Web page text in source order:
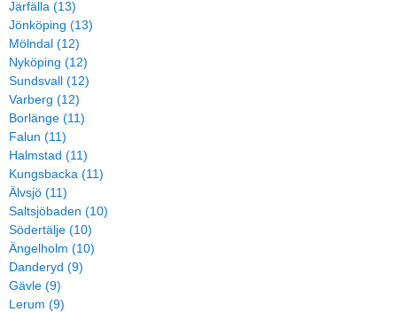
Järfälla (13)
Jönköping (13)
Mölndal (12)
Nyköping (12)
Sundsvall (12)
Varberg (12)
Borlänge (11)
Falun (11)
Halmstad (11)
Kungsbacka (11)
Älvsjö (11)
Saltsjöbaden (10)
Södertälje (10)
Ängelholm (10)
Danderyd (9)
Gävle (9)
Lerum (9)